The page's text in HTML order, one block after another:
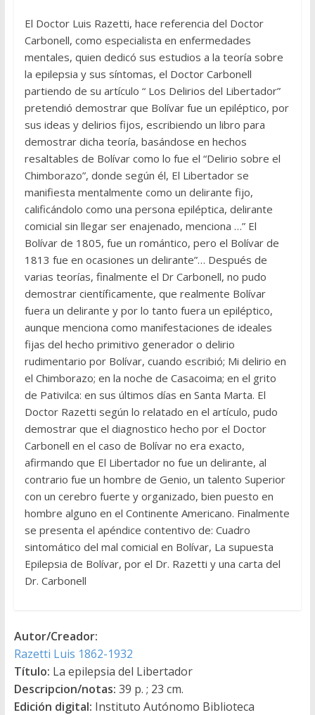
El Doctor Luis Razetti, hace referencia del Doctor
Carbonell, como especialista en enfermedades
mentales, quien dedicó sus estudios a la teoría sobre
la epilepsia y sus síntomas, el Doctor Carbonell
partiendo de su artículo “ Los Delirios del Libertador”
pretendió demostrar que Bolívar fue un epiléptico, por
sus ideas y delirios fijos, escribiendo un libro para
demostrar dicha teoría, basándose en hechos
resaltables de Bolívar como lo fue el “Delirio sobre el
Chimborazo”, donde según él, El Libertador se
manifiesta mentalmente como un delirante fijo,
calificándolo como una persona epiléptica, delirante
comicial sin llegar ser enajenado, menciona …” El
Bolívar de 1805, fue un romántico, pero el Bolívar de
1813 fue en ocasiones un delirante”… Después de
varias teorías, finalmente el Dr Carbonell, no pudo
demostrar científicamente, que realmente Bolívar
fuera un delirante y por lo tanto fuera un epiléptico,
aunque menciona como manifestaciones de ideales
fijas del hecho primitivo generador o delirio
rudimentario por Bolívar, cuando escribió; Mi delirio en
el Chimborazo; en la noche de Casacoima; en el grito
de Pativilca: en sus últimos días en Santa Marta. El
Doctor Razetti según lo relatado en el artículo, pudo
demostrar que el diagnostico hecho por el Doctor
Carbonell en el caso de Bolívar no era exacto,
afirmando que El Libertador no fue un delirante, al
contrario fue un hombre de Genio, un talento Superior
con un cerebro fuerte y organizado, bien puesto en
hombre alguno en el Continente Americano. Finalmente
se presenta el apéndice contentivo de: Cuadro
sintomático del mal comicial en Bolívar, La supuesta
Epilepsia de Bolívar, por el Dr. Razetti y una carta del
Dr. Carbonell
Autor/Creador:
Razetti Luis 1862-1932
Título: La epilepsia del Libertador
Descripcion/notas: 39 p. ; 23 cm.
Edición digital: Instituto Autónomo Biblioteca